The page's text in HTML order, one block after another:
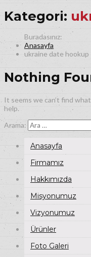
Kategori:
Anasayfa
ukraine date hookup
Nothing
It seems we can’t find
help.
Arama:
Anasayfa
Firmamız
Hakkımızda
Misyonumuz
Vizyonumuz
Ürünler
Foto Galeri